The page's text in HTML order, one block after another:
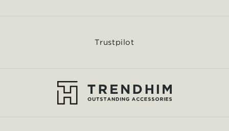
Trustpilot